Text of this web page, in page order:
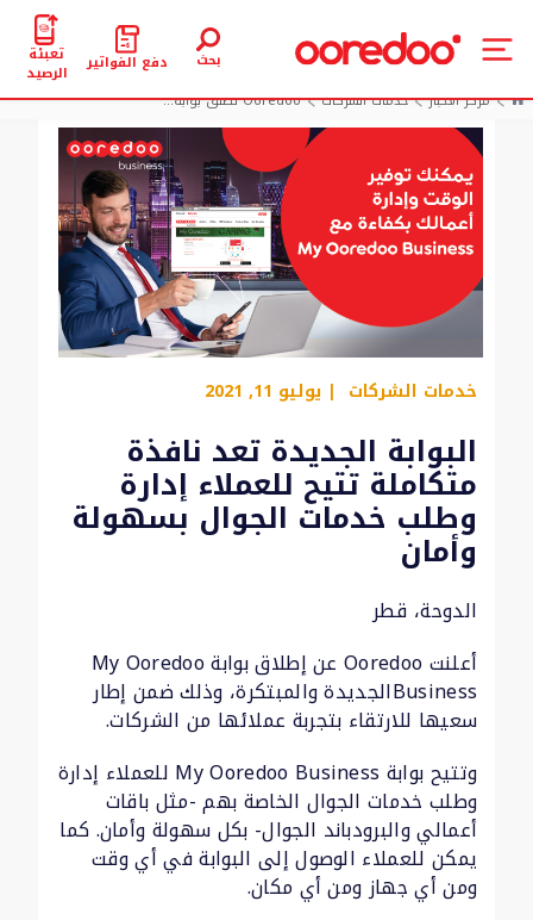
بحث دفع الفواتير تعبئة
الرصيد
مركز الأخبار
خدمات الشركات Ooredoo تطلق بوابة...
خدمات الشركات | يوليو 11, 2021
البوابة الجديدة تعد نافذة
متكاملة تتيح للعملاء إدارة
وطلب خدمات الجوال بسهولة
وأمان
الدوحة، قطر
أعلنت Ooredoo عن إطلاق بوابة My Ooredoo
Businessالجديدة والمبتكرة، وذلك ضمن إطار
سعيها للارتقاء بتجربة عملائها من الشركات.
وتتيح بوابة My Ooredoo Business للعملاء إدارة
وطلب خدمات الجوال الخاصة بهم -مثل باقات
أعمالي والبرودباند الجوال- بكل سهولة وأمان. كما
يمكن للعملاء الوصول إلى البوابة في أي وقت
ومن أي جهاز ومن أي مكان.